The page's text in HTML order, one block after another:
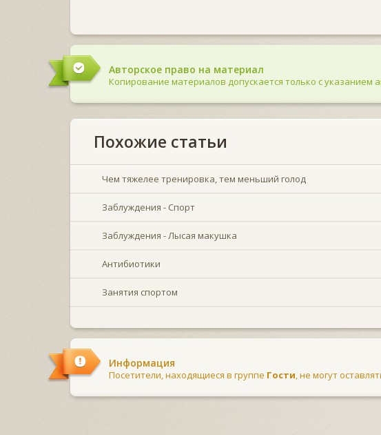
Авторское право на материал
Копирование материалов допускается только с указанием
Похожие статьи
Чем тяжелее тренировка, тем меньший голод
Заблуждения - Спорт
Заблуждения - Лысая макушка
Антибиотики
Занятия спортом
Информация
Посетители, находящиеся в группе Гости, не могут